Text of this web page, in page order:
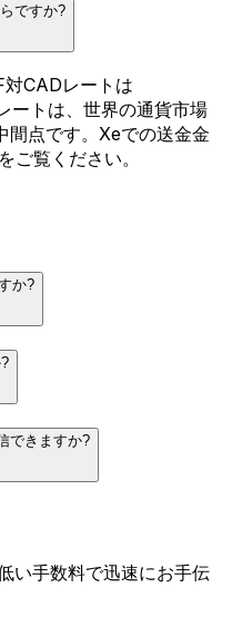
ですか?
CADレートは
ートは、世界の通貨市場
間点です。Xeでの送金金
をご覧ください。
か?
できますか?
い手数料で迅速にお手伝